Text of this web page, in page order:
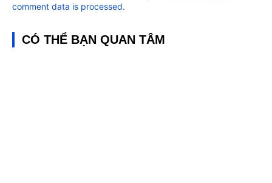
comment data is processed.
CÓ THỂ BẠN QUAN TÂM